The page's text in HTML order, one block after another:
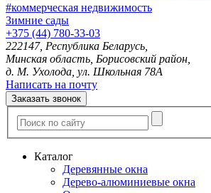
#коммерческая недвижимость
Зимние сады
+375 (44) 780-33-03
222147, Республика Беларусь,
Минская область, Борисовский район,
д. М. Ухолода, ул. Школьная 78А
Написать на почту
Заказать звонок
Каталог
Деревянные окна
Дерево-алюминиевые окна